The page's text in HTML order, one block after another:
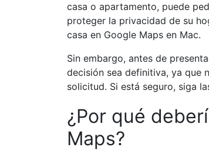
casa o apartamento, puede
proteger la privacidad de su
casa en Google Maps en Mac.
Sin embargo, antes de
decisión sea definitiva, ya que
solicitud. Si está seguro, siga
¿Por qué
Maps?